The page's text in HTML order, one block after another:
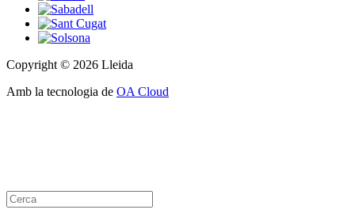
Copyright © 2026 Lleida
Amb la tecnologia de OA Cloud